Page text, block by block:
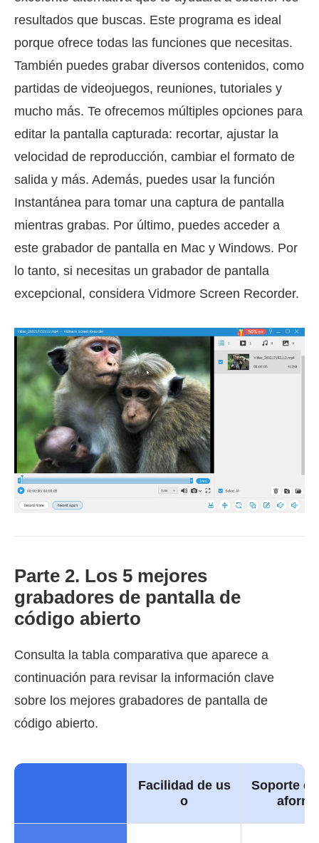
resultados que buscas. Este programa es ideal
porque ofrece todas las funciones que necesitas.
También puedes grabar diversos contenidos, como
partidas de videojuegos, reuniones, tutoriales y
mucho más. Te ofrecemos múltiples opciones para
editar la pantalla capturada: recortar, ajustar la
velocidad de reproducción, cambiar el formato de
salida y más. Además, puedes usar la función
Instantánea para tomar una captura de pantalla
mientras grabas. Por último, puedes acceder a
este grabador de pantalla en Mac y Windows. Por
lo tanto, si necesitas un grabador de pantalla
excepcional, considera Vidmore Screen Recorder.
Parte 2. Los 5 mejores
grabadores de pantalla de
código abierto
Consulta la tabla comparativa que aparece a
continuación para revisar la información clave
sobre los mejores grabadores de pantalla de
código abierto.
Facilidad de us
o
Soporte
aforma